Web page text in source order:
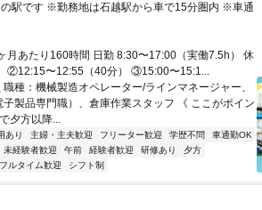
駅です ※勤務地は石越駅から車で15分圏内 ※車通
月あたり160時間 日勤 8:30〜17:00（実働7.5h） 休
②12:15〜12:55（40分） ③15:00〜15:1...
種：機械製造オペレーター/ラインマネージャー、
製品専門職）、倉庫作業スタッフ 《 ここがポイン
夕方以降...
あり 主婦・主夫歓迎 フリーター歓迎 学歴不問
車通勤OK
未経験者歓迎 午前 経験者歓迎 研修あり
夕方
フルタイム歓迎 シフト制